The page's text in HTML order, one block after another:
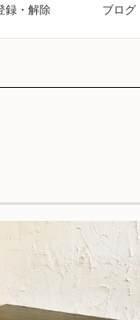
録・解除 ブログ